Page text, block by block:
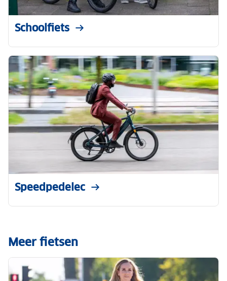
Schoolfiets
Speedpedelec
Meer fietsen